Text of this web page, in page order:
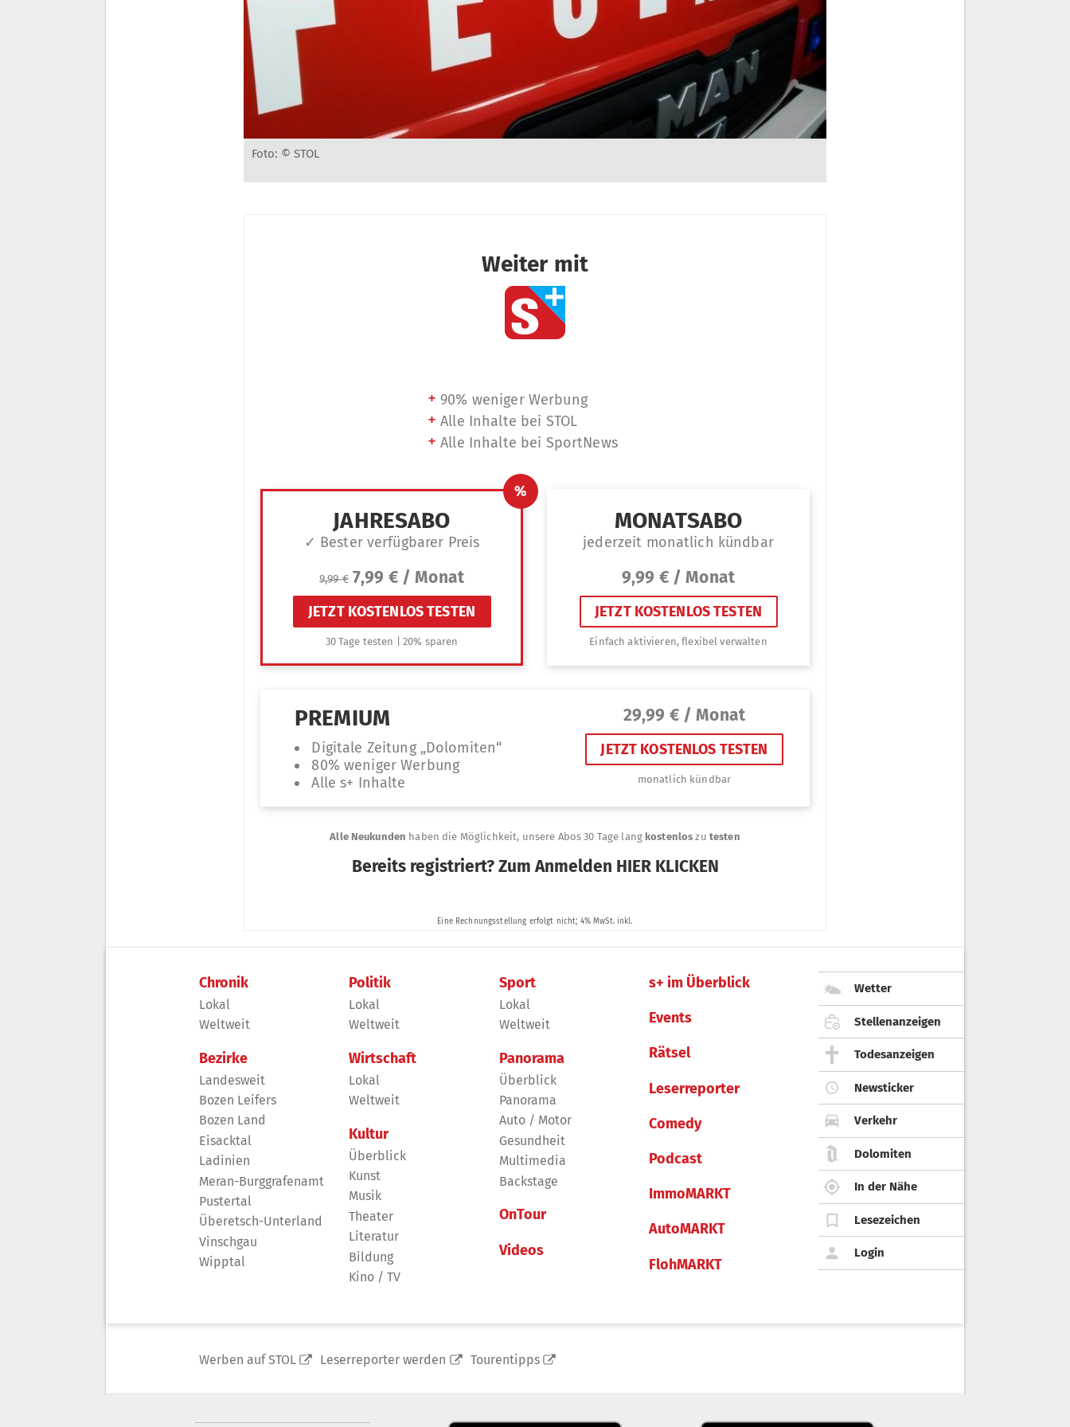
Foto: © STOL
Chronik
Lokal
Weltweit
Bezirke
Landesweit
Bozen Leifers
Bozen Land
Eisacktal
Ladinien
Meran-Burggrafenamt
Pustertal
Überetsch-Unterland
Vinschgau
Wipptal
Politik
Lokal
Weltweit
Wirtschaft
Lokal
Weltweit
Kultur
Überblick
Kunst
Musik
Theater
Literatur
Bildung
Kino / TV
Sport
Lokal
Weltweit
Panorama
Überblick
Panorama
Auto / Motor
Gesundheit
Multimedia
Backstage
OnTour
Videos
s+ im Überblick
Events
Rätsel
Leserreporter
Comedy
Podcast
ImmoMARKT
AutoMARKT
FlohMARKT
Wetter
Stellenanzeigen
Todesanzeigen
Newsticker
Verkehr
Dolomiten
In der Nähe
Lesezeichen
Login
Werben auf STOL Leserreporter werden Tourentipps